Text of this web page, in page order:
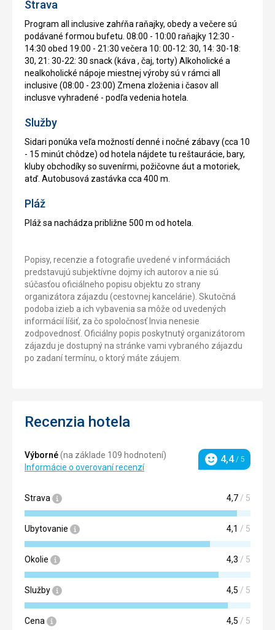
Strava
Program all inclusive zahŕňa raňajky, obedy a večere sú
podávané formou bufetu. 08:00 - 10:00 raňajky 12:30 -
14:30 obed 19:00 - 21:30 večera 10: 00-12: 30, 14: 30-18:
30, 21: 30-22: 30 snack (káva , čaj, torty) Alkoholické a
nealkoholické nápoje miestnej výroby sú v rámci all
inclusive (08:00 - 23:00) Zmena zloženia i časov all
inclusve vyhradené - podľa vedenia hotela.
Služby
Sidari ponúka veľa možností denné i nočné zábavy (cca 10
- 15 minút chôdze) od hotela nájdete tu reštaurácie, bary,
kluby obchodíky so suvenírmi, požičovne áut a motoriek,
atď. Autobusová zastávka cca 400 m.
Pláž
Pláž sa nachádza približne 500 m od hotela.
Popisy, recenzie a fotografie uvedené v informáciách
predstavujú subjektívne dojmy ich autorov a nie sú
súčasťou oficiálneho popisu objektu zo strany
organizátora zájazdu (cestovnej kancelárie). Skutočná
podoba izieb a ich vybavenia sa môže od uvedených
informácií líšiť, za čo spoločnosť Invia nenesie
zodpovednosť. Oficiálny popis poskytnutý organizátorom
zájazdu je dostupný na stránke vami vybraného zájazdu
po zadaní termínu, o ktorý máte záujem.
Recenzia hotela
Výborné(na základe 109 hodnotení)
Informácie o overovaní recenzí
Hodnotenie
4,4/ 5
Strava 4,7/ 5
Ubytovanie 4,1 / 5
Okolie 4,3 / 5
Služby 4,5 / 5
Cena 4,5 / 5